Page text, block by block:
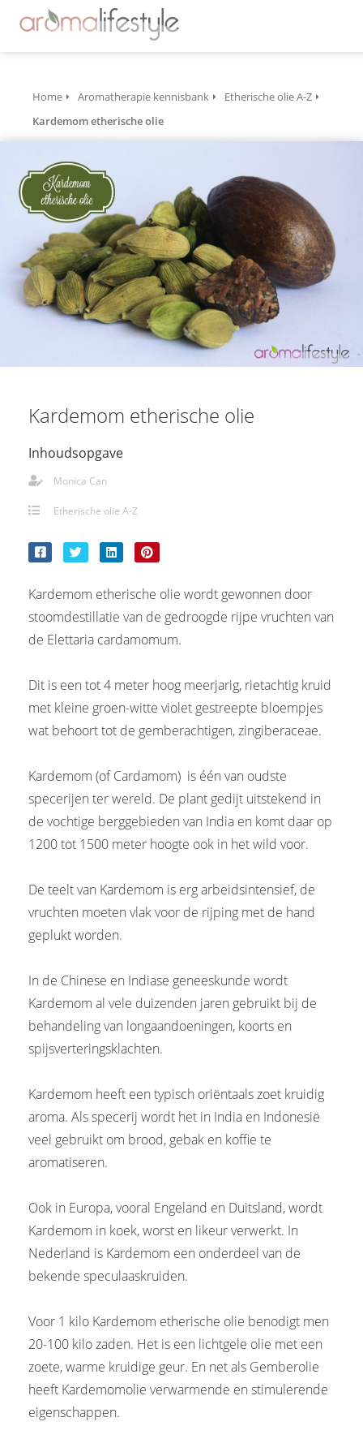
Home Aromatherapie kennisbank
Etherische olie A-Z
Kardemom etherische olie
Kardemom etherische olie
Inhoudsopgave
Monica Can
Etherische olie A-Z
Kardemom etherische olie wordt gewonnen door
stoomdestillatie van de gedroogde rijpe vruchten van
de Elettaria cardamomum.
Dit is een tot 4 meter hoog meerjarig, rietachtig kruid
met kleine groen-witte violet gestreepte bloempjes
wat behoort tot de gemberachtigen, zingiberaceae.
Kardemom (of Cardamom) is één van oudste
specerijen ter wereld. De plant gedijt uitstekend in
de vochtige berggebieden van India en komt daar op
1200 tot 1500 meter hoogte ook in het wild voor.
De teelt van Kardemom is erg arbeidsintensief, de
vruchten moeten vlak voor de rijping met de hand
geplukt worden.
In de Chinese en Indiase geneeskunde wordt
Kardemom al vele duizenden jaren gebruikt bij de
behandeling van longaandoeningen, koorts en
spijsverteringsklachten.
Kardemom heeft een typisch oriëntaals zoet kruidig
aroma. Als specerij wordt het in India en Indonesië
veel gebruikt om brood, gebak en koffie te
aromatiseren.
Ook in Europa, vooral Engeland en Duitsland, wordt
Kardemom in koek, worst en likeur verwerkt. In
Nederland is Kardemom een onderdeel van de
bekende speculaaskruiden.
Voor 1 kilo Kardemom etherische olie benodigt men
20-100 kilo zaden. Het is een lichtgele olie met een
zoete, warme kruidige geur. En net als Gemberolie
heeft Kardemomolie verwarmende en stimulerende
eigenschappen.